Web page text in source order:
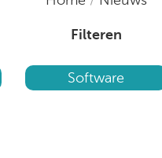
Filteren
Software